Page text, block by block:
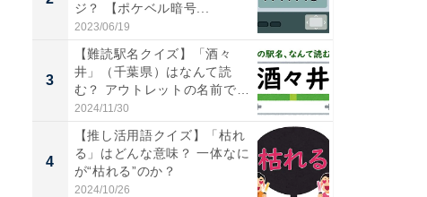
ジ？ 【ポケベル暗号...
2023/06/19
3
【難読駅名クイズ】「酒々
井」（千葉県）はなんて読
む？ アウトレットの名前でお
なじ...
2024/11/30
4
【推し活用語クイズ】「枯れ
る」はどんな意味？ 一体なに
が“枯れる”のか？
2024/10/26